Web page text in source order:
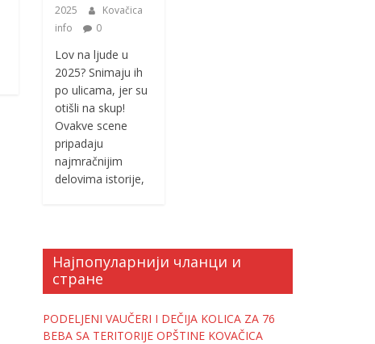
2025
Kovačica
info
0
Lov na ljude u
2025? Snimaju ih
po ulicama, jer su
otišli na skup!
Ovakve scene
pripadaju
najmračnijim
delovima istorije,
Најпопуларнији чланци и
стране
PODELJENI VAUČERI I DEČIJA KOLICA ZA 76
BEBA SA TERITORIJE OPŠTINE KOVAČICA